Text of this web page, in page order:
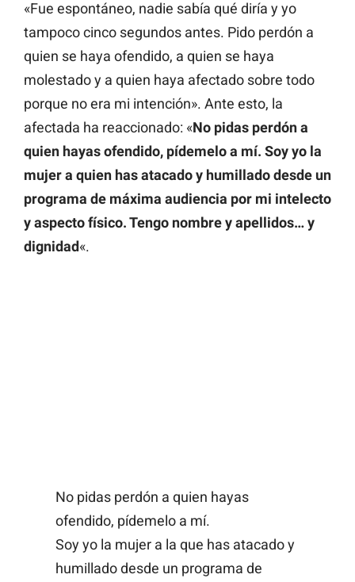
«Fue espontáneo, nadie sabía qué diría y yo
tampoco cinco segundos antes. Pido perdón a
quien se haya ofendido, a quien se haya
molestado y a quien haya afectado sobre todo
porque no era mi intención». Ante esto, la
afectada ha reaccionado: «No pidas perdón a
quien hayas ofendido, pídemelo a mí. Soy yo la
mujer a quien has atacado y humillado desde un
programa de máxima audiencia por mi intelecto
y aspecto físico. Tengo nombre y apellidos… y
dignidad«.
No pidas perdón a quien hayas
ofendido, pídemelo a mí.
Soy yo la mujer a la que has atacado y
humillado desde un programa de